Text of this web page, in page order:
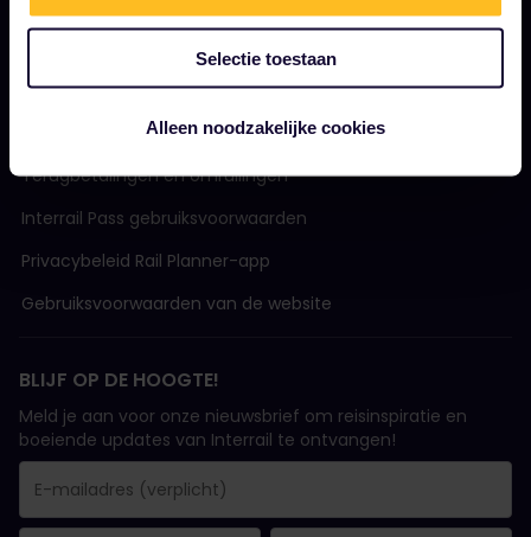
Selectie toestaan
Alleen noodzakelijke cookies
ALGEMENE VOORWAARDEN
Boekingsvoorwaarden
Terugbetalingen en omruilingen
Interrail Pass gebruiksvoorwaarden
Privacybeleid Rail Planner-app
Gebruiksvoorwaarden van de website
BLIJF OP DE HOOGTE!
Meld je aan voor onze nieuwsbrief om reisinspiratie en
boeiende updates van Interrail te ontvangen!